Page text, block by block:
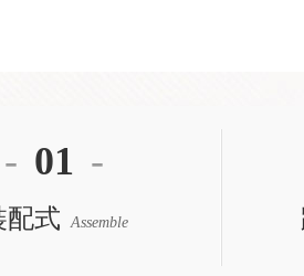
- 01 -
配式 Assemble